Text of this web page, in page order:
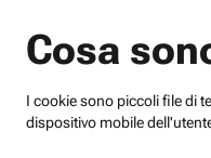
Cosa
I cookie sono piccoli file di
dispositivo mobile